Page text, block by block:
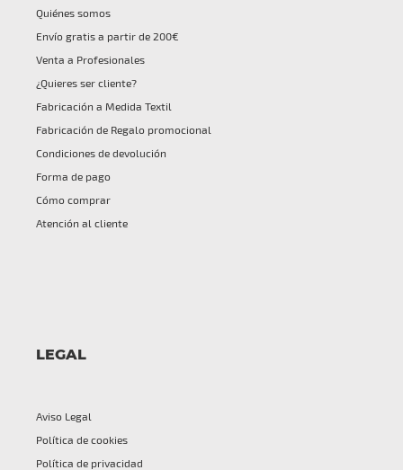
Quiénes somos
Envío gratis a partir de 200€
Venta a Profesionales
¿Quieres ser cliente?
Fabricación a Medida Textil
Fabricación de Regalo promocional
Condiciones de devolución
Forma de pago
Cómo comprar
Atención al cliente
LEGAL
Aviso Legal
Política de cookies
Política de privacidad